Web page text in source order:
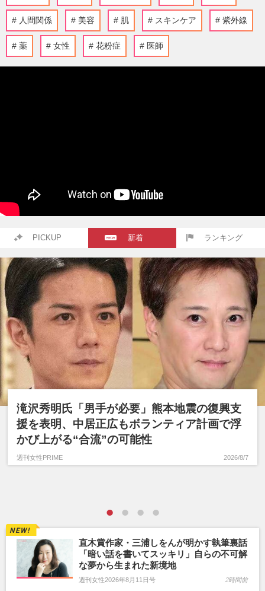
人間関係 美容 肌 スキンケア 紫外線
薬 女性 花粉症 医師
PICKUP 新着 ランキング
滝沢秀明氏「男手が必要」熊本地震の復興支
援を表明、中居正広もボランティア計画で浮
かび上がる“合流”の可能性
週刊女性PRIME 2026/8/7
直木賞作家・三浦しをんが明かす執筆裏話
「暗い話を書いてスッキリ」自らの不可解
な夢から生まれた新境地
週刊女性2026年8月11日号 2時間前